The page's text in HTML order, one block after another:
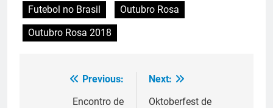
Futebol no Brasil
Outubro Rosa
Outubro Rosa 2018
Navegação
Previous:
Encontro de
Next:
Oktoberfest de